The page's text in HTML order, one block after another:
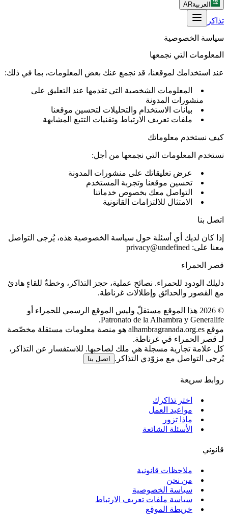
العربيةAR
تذاكر
سياسة الخصوصية
المعلومات التي نجمعها
عند استخدامك لموقعنا، قد نجمع عنك بعض المعلومات، بما في ذلك:
المعلومات الشخصية التي تقدمها عند التعليق على
منشورات المدونة
بيانات الاستخدام والتحليلات لتحسين موقعنا
ملفات تعريف الارتباط وتقنيات التتبع المشابهة
كيف نستخدم معلوماتك
نستخدم المعلومات التي نجمعها من أجل:
عرض تعليقاتك على منشورات المدونة
تحسين موقعنا وتجربة المستخدم
التواصل معك بخصوص خدماتنا
الامتثال للالتزامات القانونية
اتصل بنا
إذا كان لديك أي أسئلة حول سياسة الخصوصية هذه، يُرجى التواصل
معنا على: privacy@undefined
قصر الحمراء
دليلك الودود للحمراء. نصائح عملية، حجز التذاكر، وخطةٌ للقاءٍ هادئ
مع القصور والحدائق وإطلالات غرناطة.
©
2026 هذا الموقع مستقلّ وليس الموقع الرسمي للحمراء أو
Patronato de la Alhambra y Generalife.
موقع alhambragranada.org.es هو منصة معلومات مستقلة مخصّصة
لـ قصر الحمراء في غرناطة.
كل علامة تجارية مسجلة هي ملك لصاحبها. للاستفسار عن التذاكر،
يُرجى التواصل مع مزوّدي التذاكر.
اتصل بنا
روابط سريعة
اختر تذاكرك
مواعيد العمل
ماذا تزور
الأسئلة الشائعة
قانوني
ملاحظات قانونية
من نحن
سياسة الخصوصية
سياسة ملفات تعريف الارتباط
خريطة الموقع